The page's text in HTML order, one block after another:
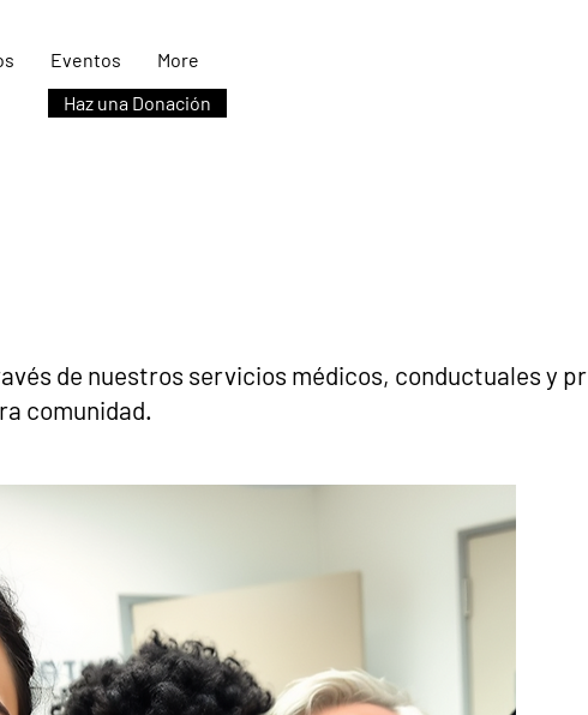
Eventos
More
Haz una Donación
de nuestros servicios médicos, conductuales y
comunidad.